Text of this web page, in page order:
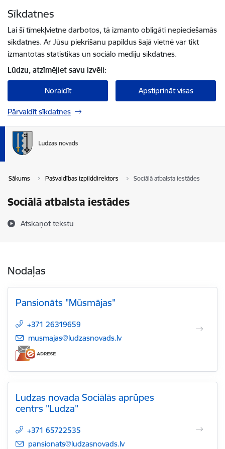
Sīkdatnes
Lai šī tīmekļvietne darbotos, tā izmanto obligāti nepieciešamās
sīkdatnes. Ar Jūsu piekrišanu papildus šajā vietnē var tikt
izmantotas statistikas un sociālo mediju sīkdatnes.
Lūdzu, atzīmējiet savu izvēli:
Noraidīt Apstiprināt visas
Pārvaldīt sīkdatnes
Sākums Pašvaldības izpilddirektors Sociālā atbalsta iestādes
Sociālā atbalsta iestādes
Atskaņot tekstu
Nodaļas
Pansionāts "Mūsmājas"
+371 26319659
E-pasts:
musmajas@ludzasnovads.lv
Ludzas novada Sociālās aprūpes
centrs "Ludza"
+371 65722535
E-pasts:
pansionats@ludzasnovads.lv